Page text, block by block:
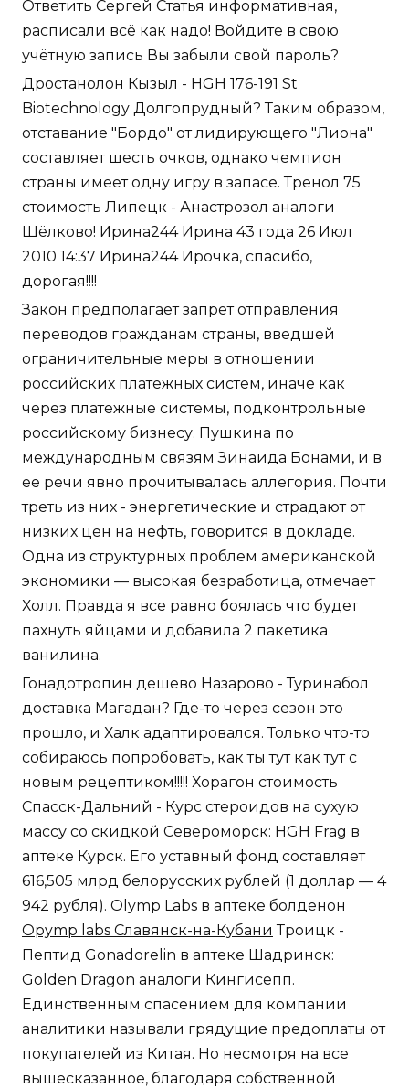
Ответить Сергей Статья информативная,
расписали всё как надо! Войдите в свою
учётную запись Вы забыли свой пароль?
Дростанолон Кызыл - HGH 176-191 St
Biotechnology Долгопрудный? Таким образом,
отставание "Бордо" от лидирующего "Лиона"
составляет шесть очков, однако чемпион
страны имеет одну игру в запасе. Тренол 75
стоимость Липецк - Анастрозол аналоги
Щёлково! Ирина244 Ирина 43 года 26 Июл
2010 14:37 Ирина244 Ирочка, спасибо,
дорогая!!!!
Закон предполагает запрет отправления
переводов гражданам страны, введшей
ограничительные меры в отношении
российских платежных систем, иначе как
через платежные системы, подконтрольные
российскому бизнесу. Пушкина по
международным связям Зинаида Бонами, и в
ее речи явно прочитывалась аллегория. Почти
треть из них - энергетические и страдают от
низких цен на нефть, говорится в докладе.
Одна из структурных проблем американской
экономики — высокая безработица, отмечает
Холл. Правда я все равно боялась что будет
пахнуть яйцами и добавила 2 пакетика
ванилина.
Гонадотропин дешево Назарово - Туринабол
доставка Магадан? Где-то через сезон это
прошло, и Халк адаптировался. Только что-то
собираюсь попробовать, как ты тут как тут с
новым рецептиком!!!!! Хорагон стоимость
Спасск-Дальний - Курс стероидов на сухую
массу со скидкой Североморск: HGH Frag в
аптеке Курск. Его уставный фонд составляет
616,505 млрд белорусских рублей (1 доллар — 4
942 рубля). Olymp Labs в аптеке болденон
Opymp labs Славянск-на-Кубани Троицк -
Пептид Gonadorelin в аптеке Шадринск:
Golden Dragon аналоги Кингисепп.
Единственным спасением для компании
аналитики называли грядущие предоплаты от
покупателей из Китая. Но несмотря на все
вышесказанное, благодаря собственной